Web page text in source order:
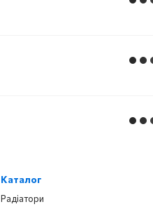
Каталог
Радіатори